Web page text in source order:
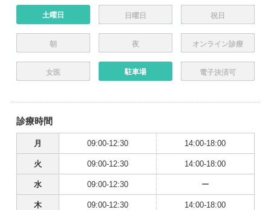
土曜日 日曜日 祝日
朝 夜 オンライン診療
女医 駐車場 電子決済可
診療時間
月 09:00-12:30 14:00-18:00
火 09:00-12:30 14:00-18:00
水 09:00-12:30 ー
木 09:00-12:30 14:00-18:00